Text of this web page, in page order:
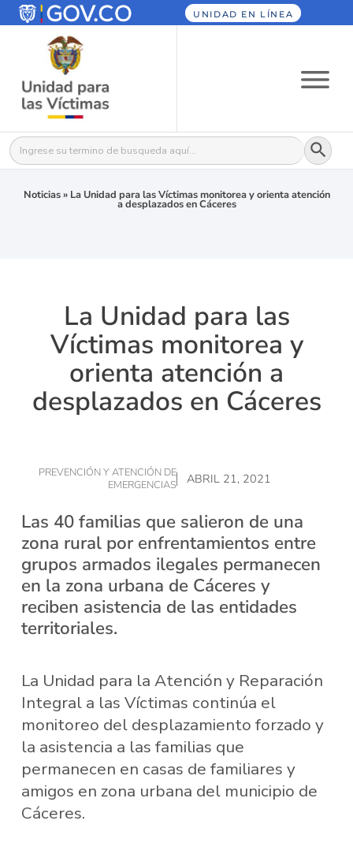
UNIDAD EN LÍNEA
Buscar: Botón
Noticias» La Unidad para las Víctimas monitorea y orienta atención
a desplazados en Cáceres
La Unidad para las
Víctimas monitorea y
orienta atención a
desplazados en Cáceres
PREVENCIÓN Y ATENCIÓN DE
EMERGENCIAS
ABRIL 21, 2021
Las 40 familias que salieron de una
zona rural por enfrentamientos entre
grupos armados ilegales permanecen
en la zona urbana de Cáceres y
reciben asistencia de las entidades
territoriales.
La Unidad para la Atención y Reparación
Integral a las Víctimas continúa el
monitoreo del desplazamiento forzado y
la asistencia a las familias que
permanecen en casas de familiares y
amigos en zona urbana del municipio de
Cáceres.